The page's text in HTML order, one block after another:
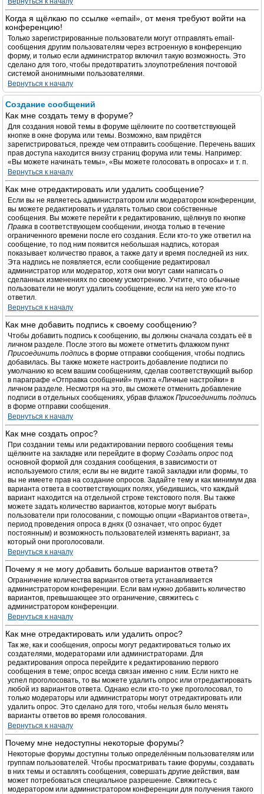
Когда я щёлкаю по ссылке «email», от меня требуют войти на
конференцию!
Только зарегистрированные пользователи могут отправлять email-
сообщения другим пользователям через встроенную в конференцию
форму, и только если администратор включил такую возможность. Это
сделано для того, чтобы предотвратить злоупотребления почтовой
системой анонимными пользователями.
Вернуться к началу
Создание сообщений
Как мне создать тему в форуме?
Для создания новой темы в форуме щёлкните по соответствующей
кнопке в окне форума или темы. Возможно, вам придётся
зарегистрироваться, прежде чем отправить сообщение. Перечень ваших
прав доступа находится внизу страниц форума или темы. Например:
«Вы можете начинать темы», «Вы можете голосовать в опросах» и т. п.
Вернуться к началу
Как мне отредактировать или удалить сообщение?
Если вы не являетесь администратором или модератором конференции,
вы можете редактировать и удалять только свои собственные
сообщения. Вы можете перейти к редактированию, щёлкнув по кнопке
Правка в соответствующем сообщении, иногда только в течение
ограниченного времени после его создания. Если кто-то уже ответил на
сообщение, то под ним появится небольшая надпись, которая
показывает количество правок, а также дату и время последней из них.
Эта надпись не появляется, если сообщение редактировал
администратор или модератор, хотя они могут сами написать о
сделанных изменениях по своему усмотрению. Учтите, что обычные
пользователи не могут удалить сообщение, если на него уже кто-то
ответил.
Вернуться к началу
Как мне добавить подпись к своему сообщению?
Чтобы добавить подпись к сообщению, вы должны сначала создать её в
личном разделе. После этого вы можете отметить флажком пункт
Присоединить подпись в форме отправки сообщения, чтобы подпись
добавилась. Вы также можете настроить добавление подписи по
умолчанию ко всем вашим сообщениям, сделав соответствующий выбор
в параграфе «Отправка сообщений» пункта «Личные настройки» в
личном разделе. Несмотря на это, вы сможете отменить добавление
подписи в отдельных сообщениях, убрав флажок Присоединить подпись
в форме отправки сообщения.
Вернуться к началу
Как мне создать опрос?
При создании темы или редактировании первого сообщения темы
щёлкните на закладке или перейдите в форму Создать опрос под
основной формой для создания сообщения, в зависимости от
используемого стиля; если вы не видите такой закладки или формы, то
вы не имеете прав на создание опросов. Задайте тему и как минимум два
варианта ответа в соответствующих полях, убедившись, что каждый
вариант находится на отдельной строке текстового поля. Вы также
можете задать количество вариантов, которые могут выбрать
пользователи при голосовании, с помощью опции «Вариантов ответа»,
период проведения опроса в днях (0 означает, что опрос будет
постоянным) и возможность пользователей изменять вариант, за
который они проголосовали.
Вернуться к началу
Почему я не могу добавить больше вариантов ответа?
Ограничение количества вариантов ответа устанавливается
администратором конференции. Если вам нужно добавить количество
вариантов, превышающее это ограничение, свяжитесь с
администратором конференции.
Вернуться к началу
Как мне отредактировать или удалить опрос?
Так же, как и сообщения, опросы могут редактироваться только их
создателями, модераторами или администраторами. Для
редактирования опроса перейдите к редактированию первого
сообщения в теме; опрос всегда связан именно с ним. Если никто не
успел проголосовать, то вы можете удалить опрос или отредактировать
любой из вариантов ответа. Однако если кто-то уже проголосовал, то
только модераторы или администраторы могут отредактировать или
удалить опрос. Это сделано для того, чтобы нельзя было менять
варианты ответов во время голосования.
Вернуться к началу
Почему мне недоступны некоторые форумы?
Некоторые форумы доступны только определённым пользователям или
группам пользователей. Чтобы просматривать такие форумы, создавать
в них темы и оставлять сообщения, совершать другие действия, вам
может потребоваться специальное разрешение. Свяжитесь с
модератором или администратором конференции для получения такого